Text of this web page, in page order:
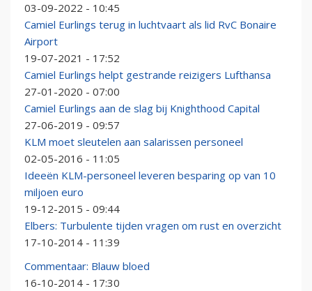
03-09-2022 - 10:45
Camiel Eurlings terug in luchtvaart als lid RvC Bonaire
Airport
19-07-2021 - 17:52
Camiel Eurlings helpt gestrande reizigers Lufthansa
27-01-2020 - 07:00
Camiel Eurlings aan de slag bij Knighthood Capital
27-06-2019 - 09:57
KLM moet sleutelen aan salarissen personeel
02-05-2016 - 11:05
Ideeën KLM-personeel leveren besparing op van 10
miljoen euro
19-12-2015 - 09:44
Elbers: Turbulente tijden vragen om rust en overzicht
17-10-2014 - 11:39
Commentaar: Blauw bloed
16-10-2014 - 17:30